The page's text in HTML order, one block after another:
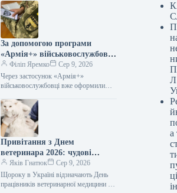
За допомогою програми
«Армія+» військовослужбовці
вже оформили приблизно 3
мільйони рапортів.
Філіп Яремко
Сер 9, 2026
Через застосунок «Армія+»
військовослужбовці вже оформили
09.08.2026 04:07 Укрінформ За два
роки функціонування «Армія+»
військовослужбовці направили…
Привітання з Днем
ветеринара 2026: чудові
побажання прозою, віршами
та власними словами
Яків Гнатюк
Сер 9, 2026
Щороку в Україні відзначають День
працівників ветеринарної медицини —
Л
а